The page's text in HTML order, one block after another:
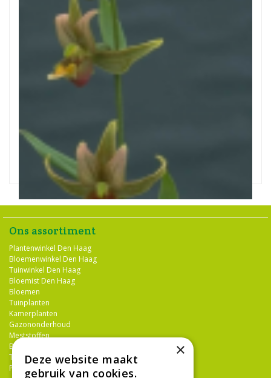
Wespenorchis
Epipactis gigantea
Ons assortiment
Plantenwinkel Den Haag
Bloemenwinkel Den Haag
Tuinwinkel Den Haag
Bloemist Den Haag
Bloemen
Tuinplanten
Kamerplanten
Gazononderhoud
Meststoffen
Bestrijdingsmiddelen
Tuingereedschap
Potterie
×
Deze website maakt
gebruik van cookies.